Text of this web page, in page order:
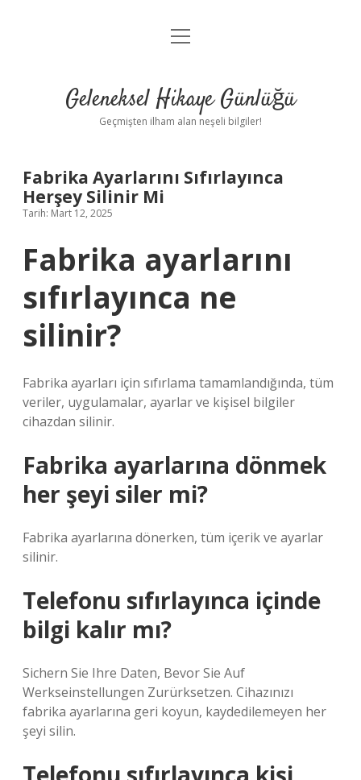
Anasayfa
Yasal Uyarı
menüyü
Geleneksel Hikaye Günlüğü
Geçmişten ilham alan neşeli bilgiler!
Fabrika Ayarlarını Sıfırlayınca
Herşey Silinir Mi
Tarih: Mart 12, 2025
Fabrika ayarlarını
sıfırlayınca ne
silinir?
Fabrika ayarları için sıfırlama tamamlandığında, tüm
veriler, uygulamalar, ayarlar ve kişisel bilgiler
cihazdan silinir.
Fabrika ayarlarına dönmek
her şeyi siler mi?
Fabrika ayarlarına dönerken, tüm içerik ve ayarlar
silinir.
Telefonu sıfırlayınca içinde
bilgi kalır mı?
Sichern Sie Ihre Daten, Bevor Sie Auf
Werkseinstellungen Zurürksetzen. Cihazınızı
fabrika ayarlarına geri koyun, kaydedilemeyen her
şeyi silin.